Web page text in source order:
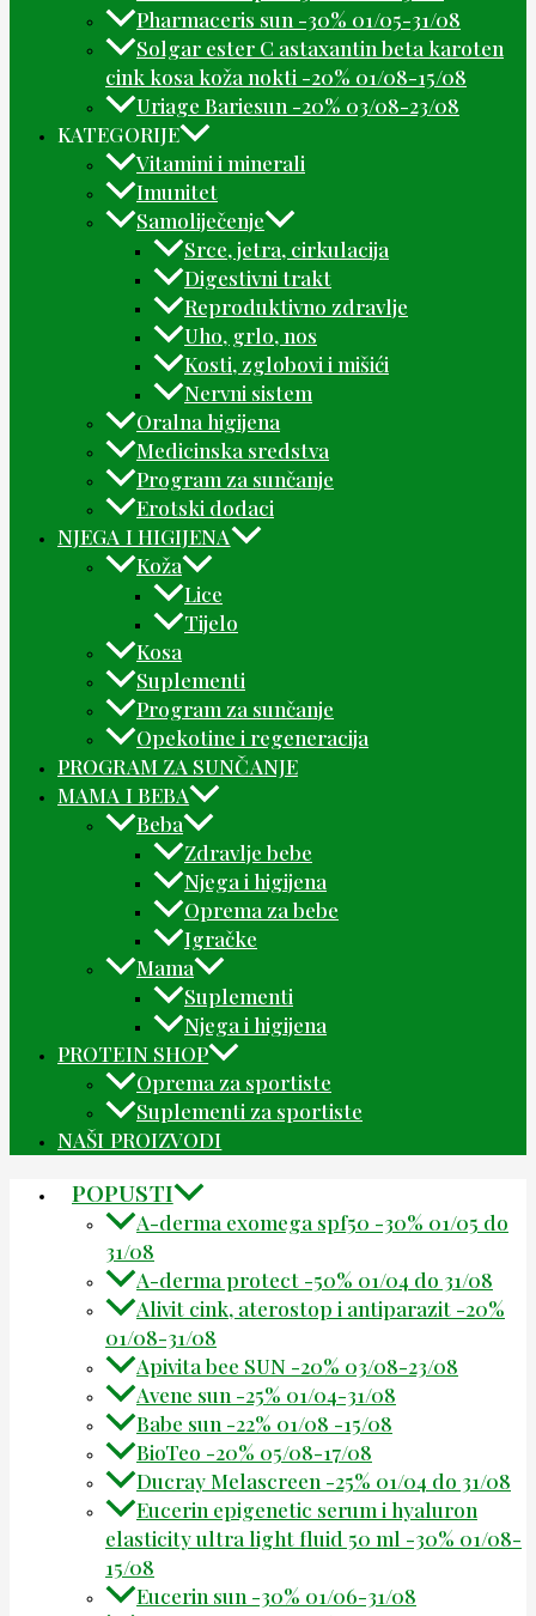
Pharmaceris sun -30% 01/05-31/08
Solgar ester C astaxantin beta karoten
cink kosa koža nokti -20% 01/08-15/08
Uriage Bariesun -20% 03/08-23/08
KATEGORIJE
Vitamini i minerali
Imunitet
Samoliječenje
Srce, jetra, cirkulacija
Digestivni trakt
Reproduktivno zdravlje
Uho, grlo, nos
Kosti, zglobovi i mišići
Nervni sistem
Oralna higijena
Medicinska sredstva
Program za sunčanje
Erotski dodaci
NJEGA I HIGIJENA
Koža
Lice
Tijelo
Kosa
Suplementi
Program za sunčanje
Opekotine i regeneracija
PROGRAM ZA SUNČANJE
MAMA I BEBA
Beba
Zdravlje bebe
Njega i higijena
Oprema za bebe
Igračke
Mama
Suplementi
Njega i higijena
PROTEIN SHOP
Oprema za sportiste
Suplementi za sportiste
NAŠI PROIZVODI
POPUSTI
A-derma exomega spf50 -30% 01/05 do
31/08
A-derma protect -50% 01/04 do 31/08
Alivit cink, aterostop i antiparazit -20%
01/08-31/08
Apivita bee SUN -20% 03/08-23/08
Avene sun -25% 01/04-31/08
Babe sun -22% 01/08 -15/08
BioTeo -20% 05/08-17/08
Ducray Melascreen -25% 01/04 do 31/08
Eucerin epigenetic serum i hyaluron
elasticity ultra light fluid 50 ml -30% 01/08-
15/08
Eucerin sun -30% 01/06-31/08